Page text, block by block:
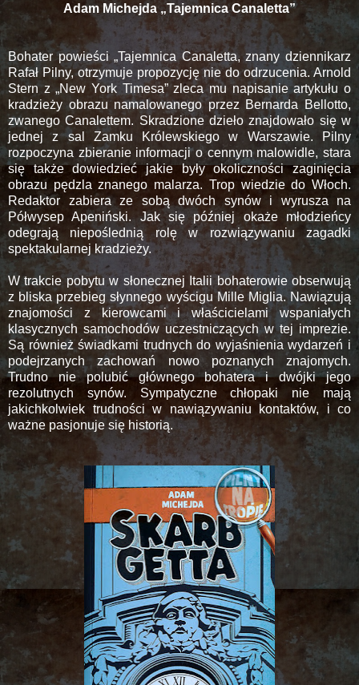
Adam Michejda „Tajemnica Canaletta”
Bohater powieści „Tajemnica Canaletta, znany dziennikarz
Rafał Pilny, otrzymuje propozycję nie do odrzucenia. Arnold
Stern z „New York Timesa” zleca mu napisanie artykułu o
kradzieży obrazu namalowanego przez Bernarda Bellotto,
zwanego Canalettem. Skradzione dzieło znajdowało się w
jednej z sal Zamku Królewskiego w Warszawie. Pilny
rozpoczyna zbieranie informacji o cennym malowidle, stara
się także dowiedzieć jakie były okoliczności zaginięcia
obrazu pędzla znanego malarza. Trop wiedzie do Włoch.
Redaktor zabiera ze sobą dwóch synów i wyrusza na
Półwysep Apeniński. Jak się później okaże młodzieńcy
odegrają niepoślednią rolę w rozwiązywaniu zagadki
spektakularnej kradzieży.
W trakcie pobytu w słonecznej Italii bohaterowie obserwują
z bliska przebieg słynnego wyścigu Mille Miglia. Nawiązują
znajomości z kierowcami i właścicielami wspaniałych
klasycznych samochodów uczestniczących w tej imprezie.
Są również świadkami trudnych do wyjaśnienia wydarzeń i
podejrzanych zachowań nowo poznanych znajomych.
Trudno nie polubić głównego bohatera i dwójki jego
rezolutnych synów. Sympatyczne chłopaki nie mają
jakichkolwiek trudności w nawiązywaniu kontaktów, i co
ważne pasjonuje się historią.